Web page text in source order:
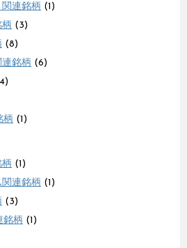
連銘柄 (1)
(3)
(8)
銘柄 (6)
柄 (1)
柄 (1)
連銘柄 (1)
(3)
銘柄 (1)